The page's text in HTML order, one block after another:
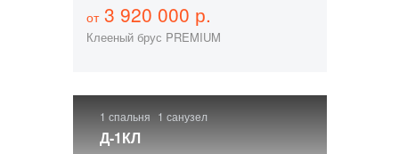
от3 920 000 р.
Клееный брус PREMIUM
1 спальня 1 санузел
Д-1КЛ